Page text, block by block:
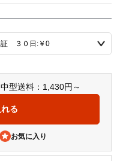
中型送料：1,430円～